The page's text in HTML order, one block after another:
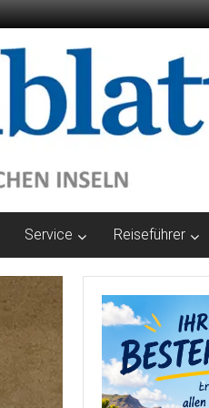
Service Reiseführer